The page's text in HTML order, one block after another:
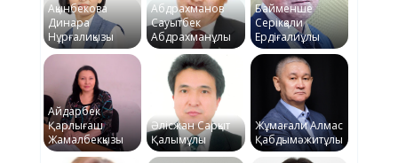
Ақынбекова
Динара
Нұрғалиқызы
Абдрахманов
Сауытбек
Абдрахманұлы
Байменше
Серікқали
Ердіғалиұлы
Айдарбек
Қарлығаш
Жамалбекқызы
Әлісжан Сарқыт
Қалымұлы
Жұмағали Алмас
Қабдымәжитұлы